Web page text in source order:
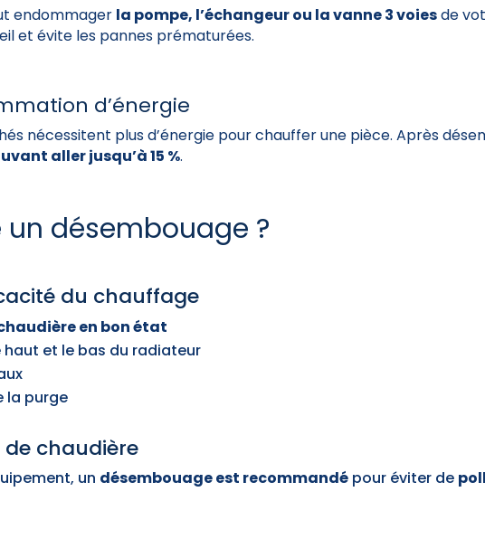
endommager la pompe, l’échangeur ou la vanne 3 voiesde
et évite les pannes prématurées.
d’énergie
nécessitent plus d’énergie pour chauffer une pièce. Après
aller jusqu’à 15 %.
désembouage ?
du chauffage
en bon état
haut et le bas du radiateur
la purge
de chaudière
un désembouage est recommandé pour éviter de